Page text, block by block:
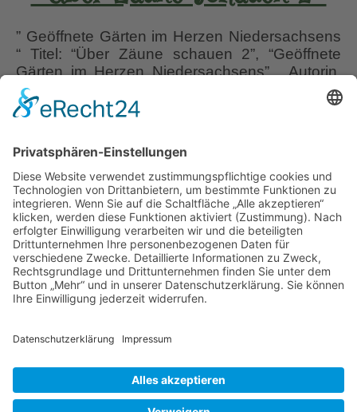
” Geöffnete Gärten im Herzen Niedersachsens
“ Titel: “Über Zäune schauen 2”, “Geöffnete
Gärten im Herzen Niedersachsens”, Autorin,
Layout, Konzept: Marita Eichler, Satz & Druck:
Schröder Druck & Design, Walsrode, 160
Erstauflage: Mai 2017, ISBN 978-3-00-055658-
6 (nicht mehr über Buchhandel beziehbar),
Preis bei Erscheinen 34.90 Euro /…”
Über
Zäune
schauen
2
“
Liebe Leser! Ihr könnt euch per E-Mail
informieren lassen, wenn neue Artikel auf
Wurzerlsgarten erscheinen.Folgt dafür einfach
diesem Link und gebt dort eure E-Mailadresse
22. August 2023